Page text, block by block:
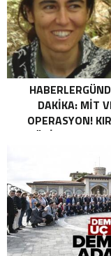
DAKIKA: MİT
OPERASYON!
TERÖRIST NAZLI
ORTAK
TAŞPINAR